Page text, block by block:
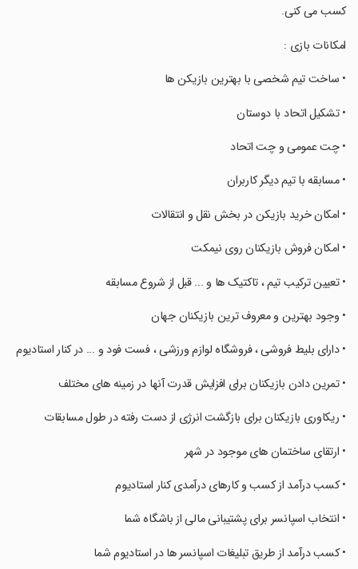
کسب می کنی.
‏‏‏‏‏‏‏امکانات بازی :
‏‏‏‏‏‏‏• ساخت تیم شخصی با بهترین بازیکن ها
‏‏‏‏‏‏‏• تشکیل اتحاد با دوستان
‏‏‏‏‏‏‏• چت عمومی و چت اتحاد
‏‏‏‏‏‏‏• مسابقه با تیم دیگر کاربران
‏‏‏‏‏‏‏• امکان خرید بازیکن در بخش نقل و انتقالات
‏‏‏‏‏‏‏• امکان فروش بازیکنان روی نیمکت
‏‏‏‏‏‏‏• تعیین ترکیب تیم ، تاکتیک ها و ... قبل از شروع مسابقه
‏‏‏‏‏‏‏• وجود بهترین و معروف ترین بازیکنان جهان
‏‏‏‏‏‏‏• دارای بلیط فروشی ، فروشگاه لوازم ورزشی ، فست فود و ... در کنار استادیوم
‏‏‏‏‏‏‏• تمرین دادن بازیکنان برای افزایش قدرت آنها در زمینه های مختلف
‏‏‏‏‏‏‏• ریکاوری بازیکنان برای بازگشت انرژی از دست رفته در طول مسابقات
‏‏‏‏‏‏‏• ارتقای ساختمان های موجود در شهر
‏‏‏‏‏‏‏• کسب درآمد از کسب و کارهای درآمدی کنار استادیوم
‏‏‏‏‏‏‏• انتخاب اسپانسر برای پشتیبانی مالی از باشگاه شما
‏‏‏‏‏‏‏• کسب درآمد از طریق تبلیغات اسپانسر ها در استادیوم شما